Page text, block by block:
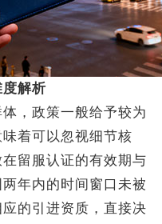
度解析
，政策一般给予较为
着可以忽视细节核
留服认证的有效期与
年内的时间窗口未被
的引进资质，直接决